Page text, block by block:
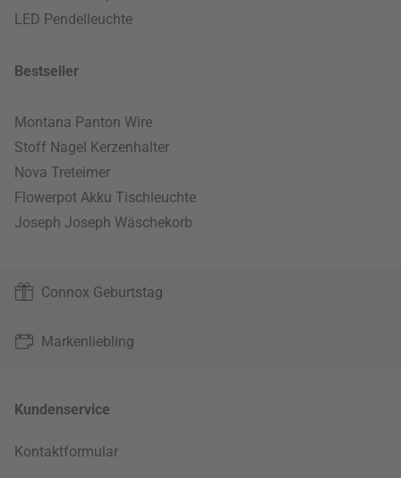
LED Pendelleuchte
Bestseller
Montana Panton Wire
Stoff Nagel Kerzenhalter
Nova Treteimer
Flowerpot Akku Tischleuchte
Joseph Joseph Wäschekorb
Connox Geburtstag
Markenliebling
Kundenservice
Kontaktformular